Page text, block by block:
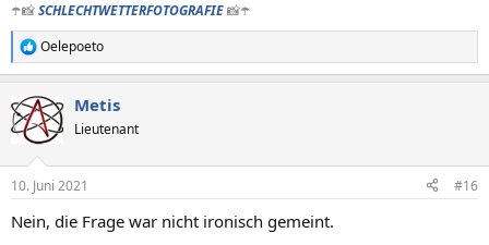
☂️📸SCHLECHTWETTERFOTOGRAFIE📸☂️
R
e
k
t
i
e
:
Oelepoeto
Metis
Lieutenant
10. Juni 2021 #16
Nein, die Frage war nicht ironisch gemeint.